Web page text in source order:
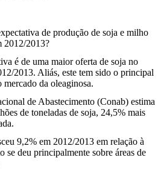
de produção de soja e milho
2012/2013?
é de uma maior oferta de soja no
2013. Aliás, este tem sido o principal
mercado da oleaginosa.
de Abastecimento (Conab) estima
de toneladas de soja, 24,5% mais
9,2% em 2012/2013 em relação à
se deu principalmente sobre áreas de